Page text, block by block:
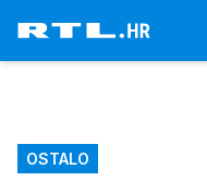
OSTALO